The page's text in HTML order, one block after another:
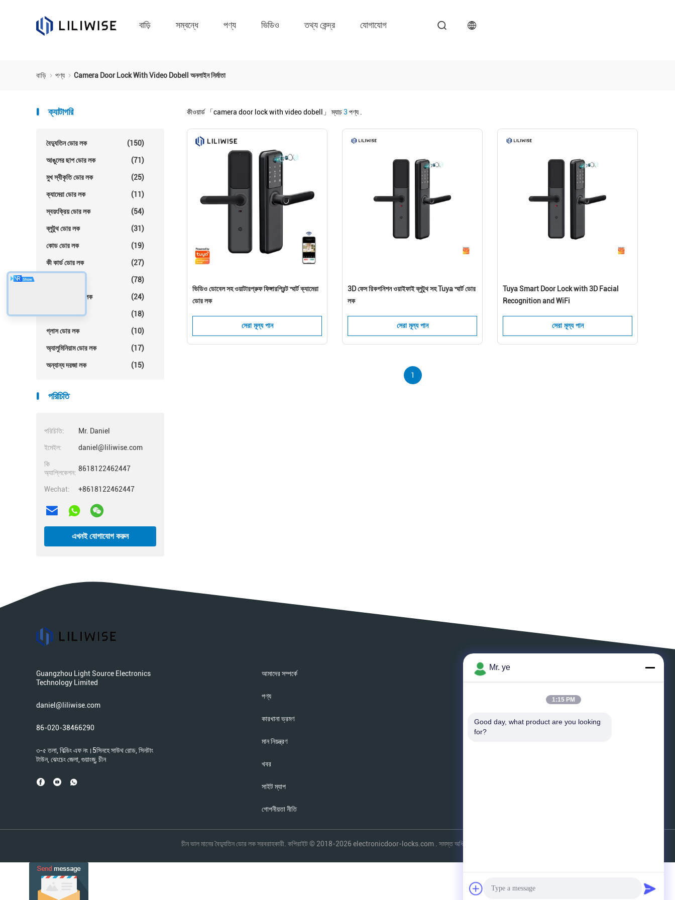
বাড়ি সম্বন্ধে পণ্য ভিডিও তথ্য কেন্দ্র যোগাযোগ
বাড়ি পণ্য Camera Door Lock With Video Dobell অনলাইন নির্মাতা
ক্যাটাগরি
বৈদ্যুতিন ডোর লক (150)
আঙুলের ছাপ ডোর লক (71)
মুখ স্বীকৃতি ডোর লক (25)
ক্যামেরা ডোর লক (11)
স্বয়ংক্রিয় ডোর লক (54)
ব্লুটুথ ডোর লক (31)
কোড ডোর লক (19)
কী কার্ড ডোর লক (27)
(78)
অ্যাপার্টমেন্ট ডোর লক (24)
রুম ডোর লক (18)
গ্লাস ডোর লক (10)
অ্যালুমিনিয়াম ডোর লক (17)
অন্যান্য দরজা লক (15)
পরিচিতি
পরিচিতি: Mr. Daniel
ইমেইল: daniel@liliwise.com
কি
অ্যাপ্লিকেশন: 8618122462447
Wechat: +8618122462447
এখনই যোগাযোগ করুন
কীওয়ার্ড 「camera door lock with video dobell」 ম্যাচ3 পণ্য .
ভিডিও ডোবেল সহ ওয়াটারপ্রুফ ফিঙ্গারপ্রিন্ট স্মার্ট ক্যামেরা
ডোর লক
সেরা মূল্য পান
3D ফেস রিকগনিশন ওয়াইফাই ব্লুটুথ সহ Tuya স্মার্ট ডোর
লক
সেরা মূল্য পান
Tuya Smart Door Lock with 3D Facial
Recognition and WiFi
সেরা মূল্য পান
1
Guangzhou Light Source Electronics
Technology Limited
daniel@liliwise.com
86-020-38466290
৩-৫ তলা, বিল্ডিং এফ নং।5সিনহে সাউথ রোড, সিনটাং
টাউন, ঝেংচেং জেলা, গুয়াংজু, চীন
আমাদের সম্পর্কে
পণ্য
কারখানা ভ্রমণ
মান নিয়ন্ত্রণ
খবর
সাইট ম্যাপ
গোপনীয়তা নীতি
একটি বার্তা রেখে যান
চীন ভাল মানের বৈদ্যুতিন ডোর লক সরবরাহকারী. কপিরাইট © 2018-2026 electronicdoor-locks.com . সমস্ত অধিকার সংরক্ষিত.
Mr. ye
1:15 PM
Good day, what product are you looking
for?